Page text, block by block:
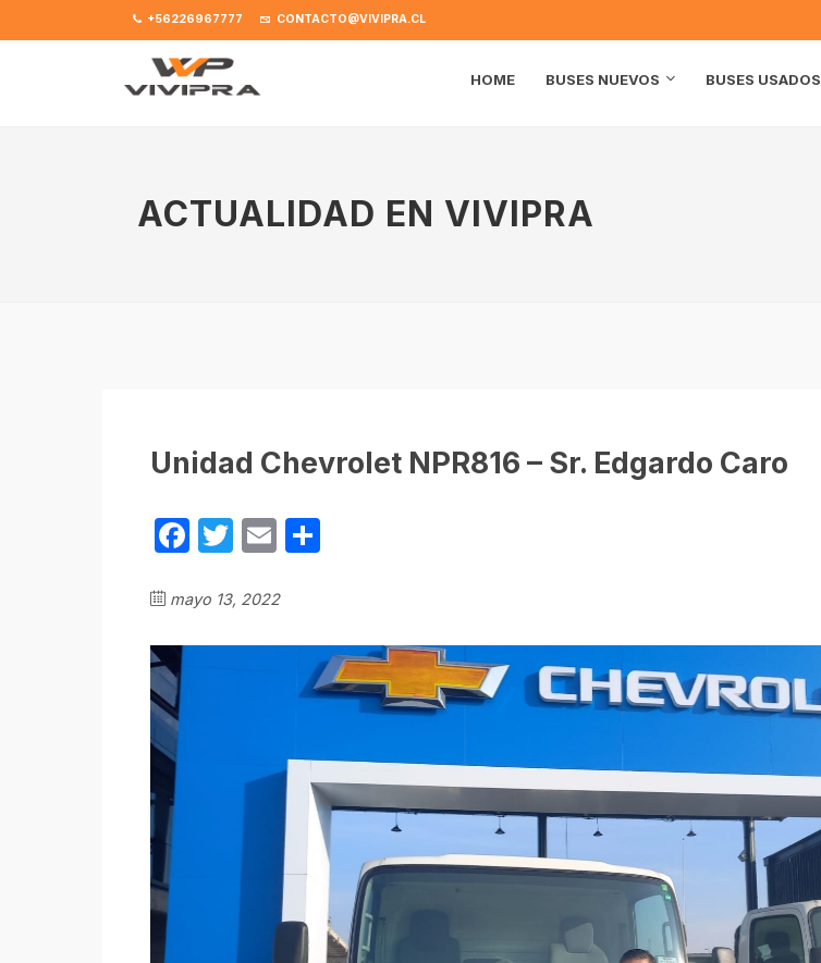
+56226967777 CONTACTO@VIVIPRA.CL
HOME BUSES NUEVOS BUSES USADOS
ACTUALIDAD EN VIVIPRA
Unidad Chevrolet NPR816 – Sr. Edgardo Caro
Facebook
Twitter
Email
mayo 13, 2022